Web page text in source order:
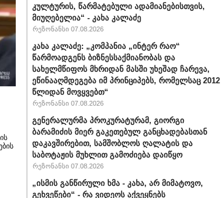
კულტურის, წარმატებული ადამიანებისთვის,
მიუღებელია“ - კახა კალაძე
რეზონანსი 07.08.2026
კახა კალაძე: „კომპანია „ინტერ რაო“
წარმოადგენს ბიზნესსაქმიანობას და
სახელმწიფოს მხრიდან მასში უხეშად ჩარევა,
ეწინააღმდეგება იმ პრინციპებს, რომელსაც 2012
წლიდან მოვყვებთ“
რეზონანსი 07.08.2026
გენერალურმა პროკურატურამ, გიორგი
ბარამიძის მიერ გაკეთებულ განცხადებასთან
დაკავშირებით, სამშობლოს ღალატის და
საბოტაჟის მუხლით გამოძიება დაიწყო
რეზონანსი 07.08.2026
„ისმის განწირული ხმა - კახა, არ მიმატოვო,
გეხვეწები“ - რა ვიდეოს აქვეყნებს